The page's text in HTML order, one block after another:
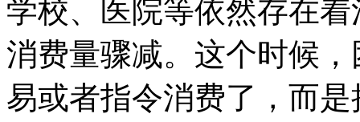
学校、医院等依然存在
消费量骤减。这个时候
易或者指令消费了，而